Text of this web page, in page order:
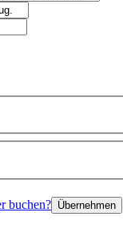
buchen? Übernehmen